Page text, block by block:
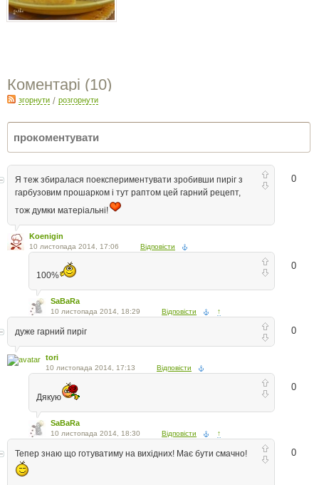
Коментарі (10)
згорнути / розгорнути
0
Я теж збиралася поекспериментувати зробивши пиріг з
гарбузовим прошарком і тут раптом цей гарний рецепт,
тож думки матеріальні!
Koenigin
10 листопада 2014, 17:06 Відповісти
0
100%
SaBaRa
10 листопада 2014, 18:29 Відповісти ↑
0
дуже гарний пиріг
tori
10 листопада 2014, 17:13 Відповісти
0
Дякую
SaBaRa
10 листопада 2014, 18:30 Відповісти ↑
0
Тепер знаю що готуватиму на вихідних! Має бути смачно!